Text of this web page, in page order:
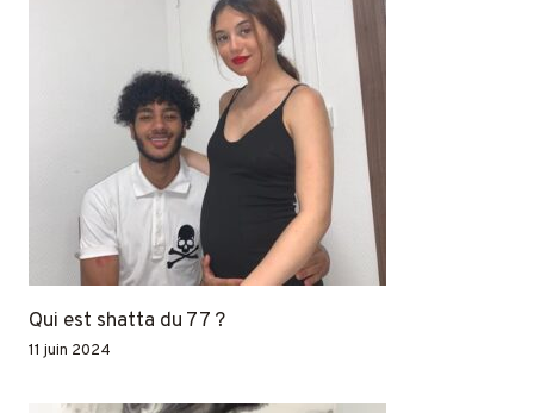
Qui est shatta du 77 ?
11 juin 2024